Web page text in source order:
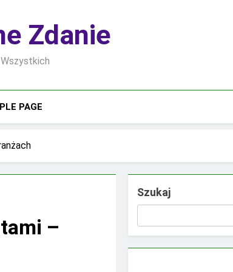
Zdanie
PAGE
–
Szukaj